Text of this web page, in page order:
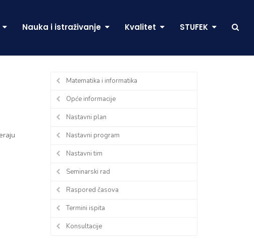
Nauka i istraživanje Kvalitet STUFEK
Matematika i informatika
Opće informacije
Nastavni plan
Nastavni program
Nastavni tim
Seminarski rad
Raspored časova
Termini ispita
Konsultacije